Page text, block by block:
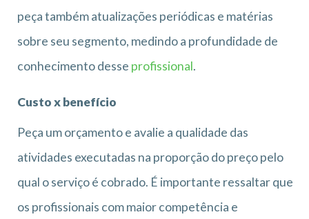
peça também atualizações periódicas e matérias
sobre seu segmento, medindo a profundidade de
conhecimento desse profissional.
Custo x benefício
Peça um orçamento e avalie a qualidade das
atividades executadas na proporção do preço pelo
qual o serviço é cobrado. É importante ressaltar que
os profissionais com maior competência e